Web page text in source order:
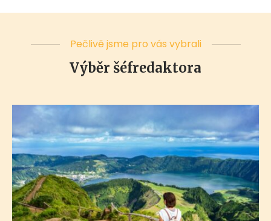
Pečlivě jsme pro vás vybrali
Výběr šéfredaktora